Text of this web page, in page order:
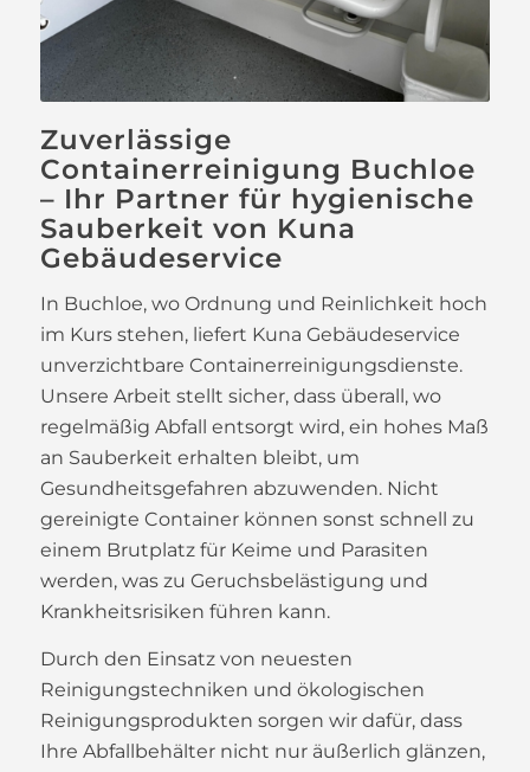
Zuverlässige
Containerreinigung Buchloe
– Ihr Partner für hygienische
Sauberkeit von Kuna
Gebäudeservice
In Buchloe, wo Ordnung und Reinlichkeit hoch
im Kurs stehen, liefert Kuna Gebäudeservice
unverzichtbare Containerreinigungsdienste.
Unsere Arbeit stellt sicher, dass überall, wo
regelmäßig Abfall entsorgt wird, ein hohes Maß
an Sauberkeit erhalten bleibt, um
Gesundheitsgefahren abzuwenden. Nicht
gereinigte Container können sonst schnell zu
einem Brutplatz für Keime und Parasiten
werden, was zu Geruchsbelästigung und
Krankheitsrisiken führen kann.
Durch den Einsatz von neuesten
Reinigungstechniken und ökologischen
Reinigungsprodukten sorgen wir dafür, dass
Ihre Abfallbehälter nicht nur äußerlich glänzen,